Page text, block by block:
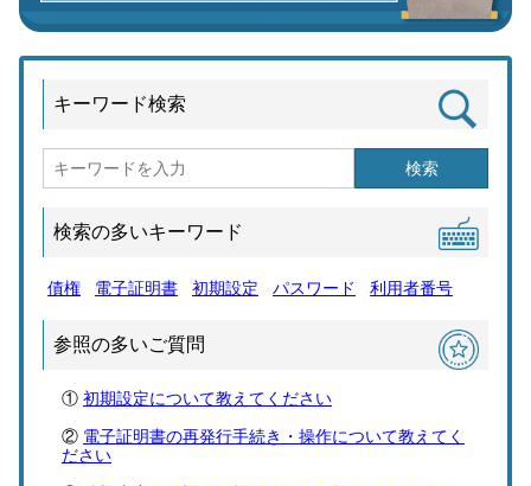
キーワード検索
検索
検索の多いキーワード
債権 電子証明書 初期設定 パスワード 利用者番号
参照の多いご質問
初期設定について教えてください
電子証明書の再発行手続き・操作について教えてく
ださい